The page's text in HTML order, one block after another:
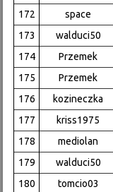
172
space
173
walduci50
174
Przemek
175
Przemek
176
kozineczka
177
kriss1975
178
mediolan
179
walduci50
180
tomcio03